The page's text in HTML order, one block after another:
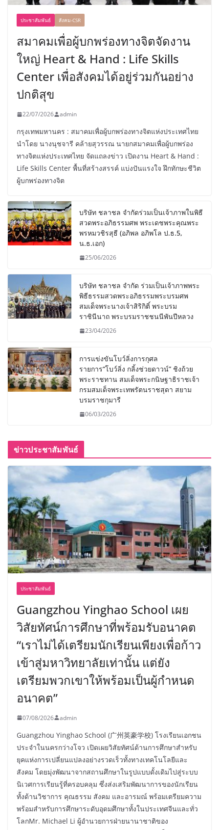
ประชาสัมพันธ์ สังคม-CSR
สมาคมเพื่อผู้บกพร่องทางจิตจัดงาน
ใหญ่ Heart & Hand : Life Skills
Center เพื่อสังคมได้อยู่ร่วมกันอย่าง
ปกติสุข
22/07/2026 admin
กรุงเทพมหานคร : สมาคมเพื่อผู้บกพร่องทางจิตแห่งประเทศไทย
นำโดย นางนุชจารี คล้ายสุวรรณ นายกสมาคมเพื่อผู้บกพร่อง
ทางจิตแห่งประเทศไทย จัดแถลงข่าว เปิดงาน Heart & Hand :
Life Skills Center พื้นที่สร้างสรรค์ แบ่งปันแรงใจ ฝึกทักษะชีวิต
ผู้บกพร่องทางจิต
บริษัท ชลาชล จำกัดร่วมเป็นเจ้าภาพในพิธี
สวดพระอภิธรรมศพ พระเดชพระคุณพระ
พรหมวชิรสุธี (อภิพล อภิพโล ป.ธ.5,
น.ธ.เอก)
25/06/2026
บริษัท ชลาชล จำกัด ร่วมเป็นเจ้าภาพพระ
พิธีธรรมสวดพระอภิธรรมพระบรมศพ
สมเด็จพระนางเจ้าสิริกิติ์ พระบรม
ราชินีนาถ พระบรมราชชนนีพันปีหลวง
23/04/2026
การแข่งขันโบว์ลิ่งการกุศล
รายการ“โบว์ลิ่ง กลิ้งช่วยดาวน์” ชิงถ้วย
พระราชทาน สมเด็จพระกนิษฐาธิราชเจ้า
กรมสมเด็จพระเทพรัตนราชสุดา สยาม
บรมราชกุมารี
06/03/2026
ข่าวประชาสัมพันธ์
ประชาสัมพันธ์
Guangzhou Yinghao School เผย
วิสัยทัศน์การศึกษาที่พร้อมรับอนาคต
“เราไม่ได้เตรียมนักเรียนเพียงเพื่อก้าว
เข้าสู่มหาวิทยาลัยเท่านั้น แต่ยัง
เตรียมพวกเขาให้พร้อมเป็นผู้กำหนด
อนาคต”
07/08/2026 admin
Guangzhou Yinghao School (广州英豪学校) โรงเรียนเอกชน
ประจำในนครกว่างโจว เปิดเผยวิสัยทัศน์ด้านการศึกษาสำหรับ
ยุคแห่งการเปลี่ยนแปลงอย่างรวดเร็วทั้งทางเทคโนโลยีและ
สังคม โดยมุ่งพัฒนาจากสถานศึกษาในรูปแบบดั้งเดิมไปสู่ระบบ
นิเวศการเรียนรู้ที่ครอบคลุม ซึ่งส่งเสริมพัฒนาการของนักเรียน
ทั้งด้านวิชาการ คุณธรรม สังคม และอารมณ์ พร้อมเตรียมความ
พร้อมสำหรับการศึกษาระดับอุดมศึกษาทั้งในประเทศจีนและทั่ว
โลกMr. Michael Li ผู้อำนวยการฝ่ายนานาชาติของ